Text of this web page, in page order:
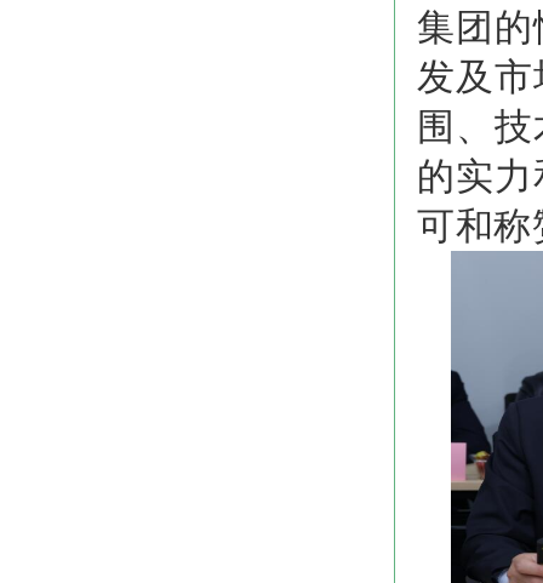
集团
发及
围、
的实
可和称